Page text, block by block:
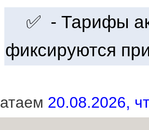
✅ - Тарифы
фиксируются
20.08.2026,